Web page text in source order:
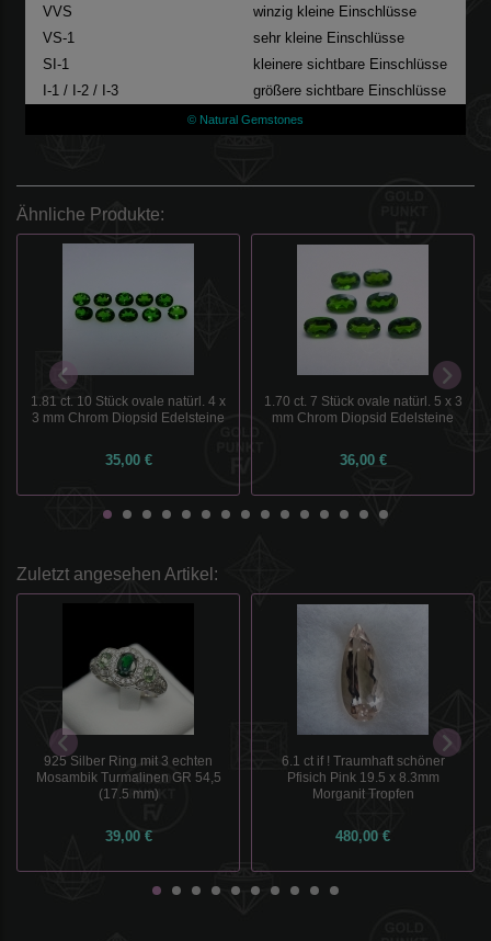
VVS
winzig kleine Einschlüsse
VS-1
sehr kleine Einschlüsse
SI-1
kleinere sichtbare Einschlüsse
I-1 / I-2 / I-3
größere sichtbare Einschlüsse
© Natural Gemstones
Ähnliche Produkte:
1.81 ct. 10 Stück ovale natürl. 4 x
3 mm Chrom Diopsid Edelsteine
35,00 €
1.70 ct. 7 Stück ovale natürl. 5 x 3
mm Chrom Diopsid Edelsteine
36,00 €
Zuletzt angesehen Artikel:
925 Silber Ring mit 3 echten
Mosambik Turmalinen GR 54,5
(17.5 mm)
39,00 €
6.1 ct if ! Traumhaft schöner
Pfisich Pink 19.5 x 8.3mm
Morganit Tropfen
480,00 €